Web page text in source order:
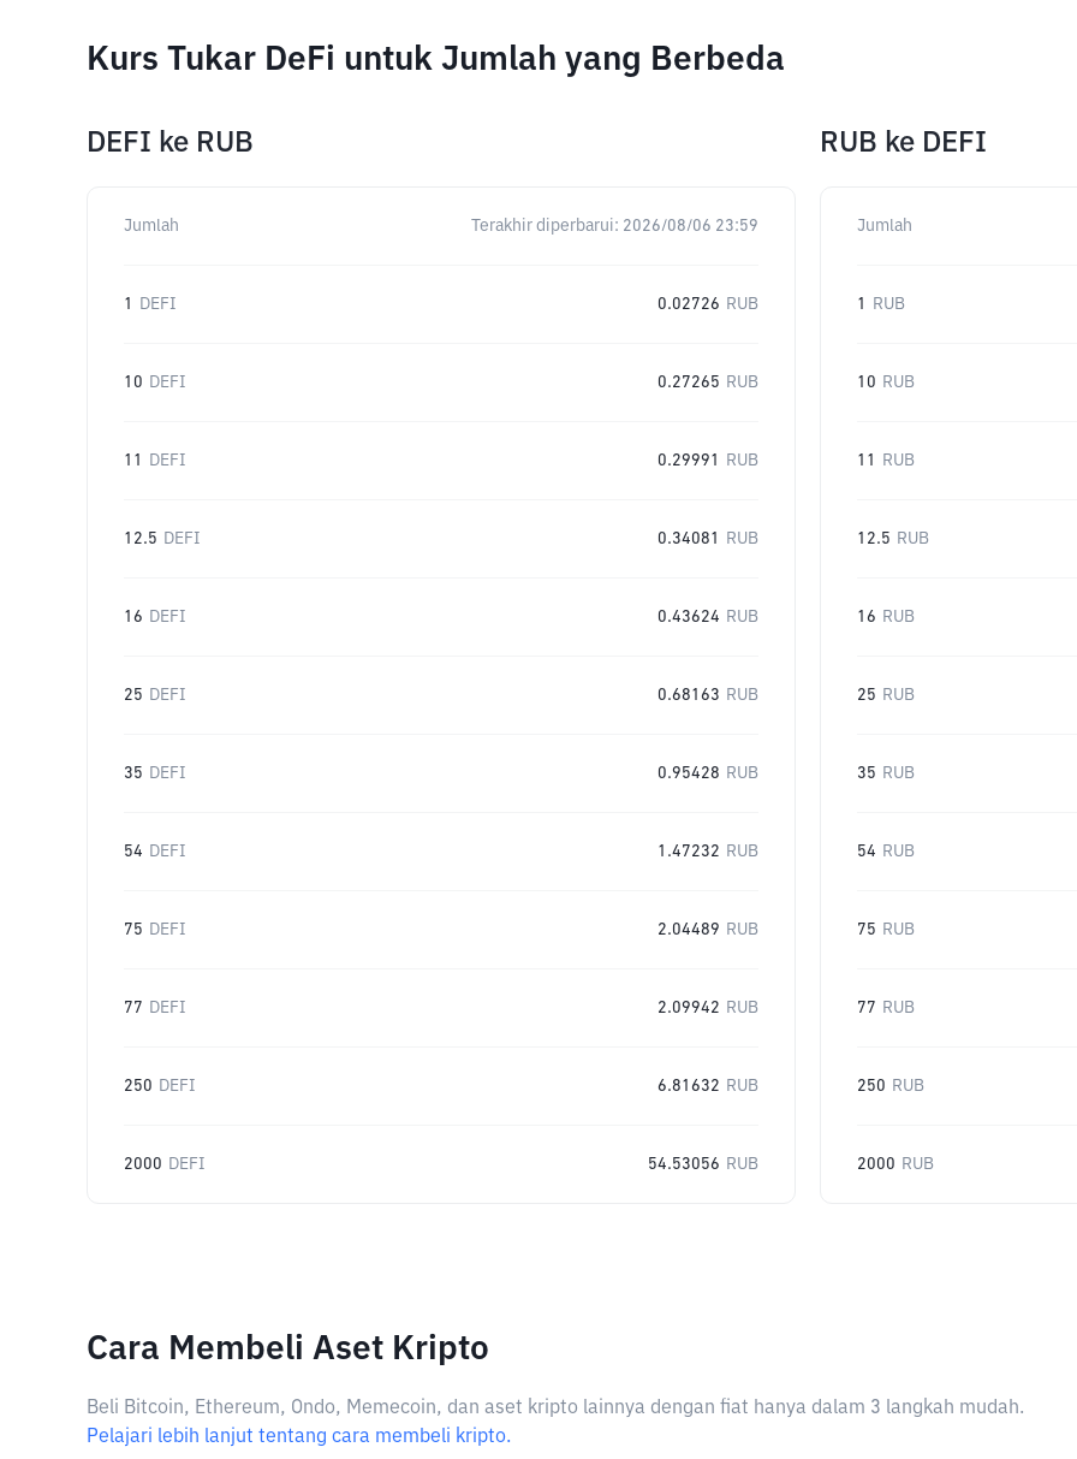
Kurs Tukar DeFi untuk Jumlah yang Berbeda
DEFI ke RUB
Jumlah Terakhir diperbarui: 2026/08/06 23:59
1 DEFI 0.02726 RUB
10 DEFI 0.27265 RUB
11 DEFI 0.29991 RUB
12.5 DEFI 0.34081 RUB
16 DEFI 0.43624 RUB
25 DEFI 0.68163 RUB
35 DEFI 0.95428 RUB
54 DEFI 1.47232 RUB
75 DEFI 2.04489 RUB
77 DEFI 2.09942 RUB
250 DEFI 6.81632 RUB
2000 DEFI 54.53056 RUB
RUB ke DEFI
Jumlah
1 RUB
10 RUB
11 RUB
12.5 RUB
16 RUB
25 RUB
35 RUB
54 RUB
75 RUB
77 RUB
250 RUB
2000 RUB
Cara Membeli Aset Kripto
Beli Bitcoin, Ethereum, Ondo, Memecoin, dan aset kripto lainnya dengan fiat hanya dalam 3 langkah mudah.
Pelajari lebih lanjut tentang cara membeli kripto.